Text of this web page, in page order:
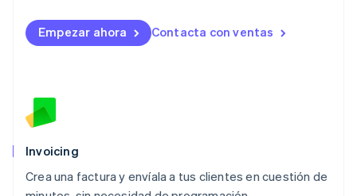
Empezar ahora Contacta con ventas
Invoicing
Crea una factura y envíala a tus clientes en cuestión de
Luxemburgo
FrançaisDeutschEnglish
Malasia
English
México
Noruega
English
Nueva Zelandia
English